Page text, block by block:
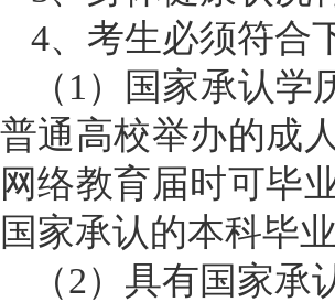
4、考生必须符合
（ 1）国家承认学
普通高校举办的成
网络教育届时可毕
国家承认的本科毕
（2）具有国家承